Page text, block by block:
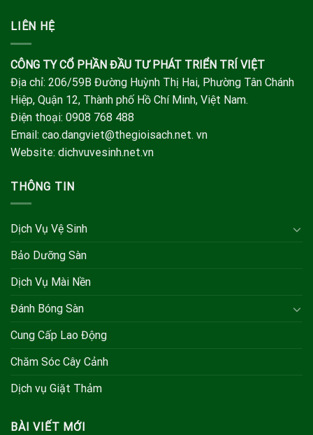
LIÊN HỆ
CÔNG TY CỔ PHẦN ĐẦU TƯ PHÁT TRIỂN TRÍ VIỆT
Địa chỉ: 206/59B Đường Huỳnh Thị Hai, Phường Tân Chánh
Hiệp, Quận 12, Thành phố Hồ Chí Minh, Việt Nam.
Điện thoại: 0908 768 488
Email: cao.dangviet@thegioisach.net. vn
Website: dichvuvesinh.net.vn
THÔNG TIN
Dịch Vụ Vệ Sinh
Bảo Dưỡng Sàn
Dịch Vụ Mài Nền
Đánh Bóng Sàn
Cung Cấp Lao Động
Chăm Sóc Cây Cảnh
Dịch vụ Giặt Thảm
BÀI VIẾT MỚI